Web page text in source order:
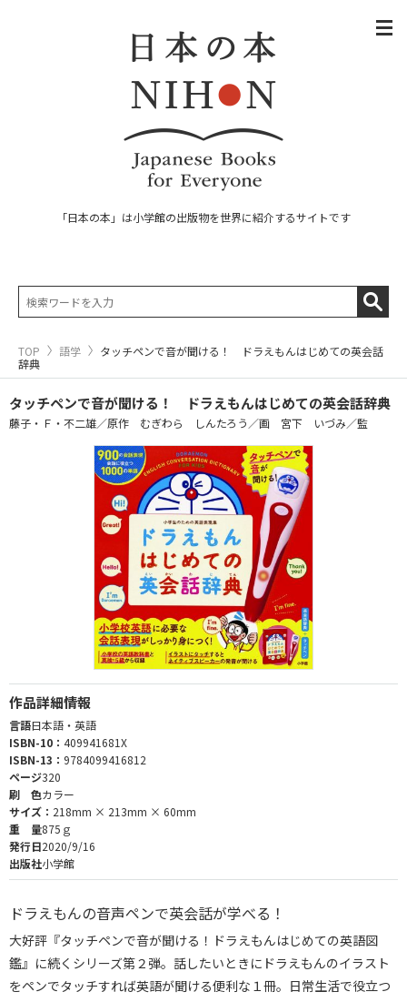
「日本の本」は小学館の出版物を世界に紹介するサイトです
TOP 語学
タッチペンで音が聞ける！ ドラえもんはじめての英会話
辞典
タッチペンで音が聞ける！ ドラえもんはじめての英会話辞典
藤子・Ｆ・不二雄／原作 むぎわら しんたろう／画 宮下 いづみ／監
作品詳細情報
言語日本語・英語
ISBN-10： 409941681X
ISBN-13： 9784099416812
ページ320
刷 色カラー
サイズ： 218mm × 213mm × 60mm
重 量875ｇ
発行日2020/9/16
出版社小学館
ドラえもんの音声ペンで英会話が学べる！
大好評『タッチペンで音が聞ける！ドラえもんはじめての英語図
鑑』に続くシリーズ第２弾。話したいときにドラえもんのイラスト
をペンでタッチすれば英語が聞ける便利な１冊。日常生活で役立つ